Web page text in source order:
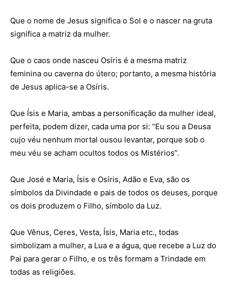
Que o nome de Jesus significa o Sol e o nascer na gruta
significa a matriz da mulher.
Que o caos onde nasceu Osíris é a mesma matriz
feminina ou caverna do útero; portanto, a mesma história
de Jesus aplica-se a Osíris.
Que Ísis e Maria, ambas a personificação da mulher ideal,
perfeita, podem dizer, cada uma por si: “Eu sou a Deusa
cujo véu nenhum mortal ousou levantar, porque sob o
meu véu se acham ocultos todos os Mistérios”.
Que José e Maria, Ísis e Osíris, Adão e Eva, são os
símbolos da Divindade e pais de todos os deuses, porque
os dois produzem o Filho, símbolo da Luz.
Que Vênus, Ceres, Vesta, Ísis, Maria etc., todas
simbolizam a mulher, a Lua e a água, que recebe a Luz do
Pai para gerar o Filho, e os três formam a Trindade em
todas as religiões.